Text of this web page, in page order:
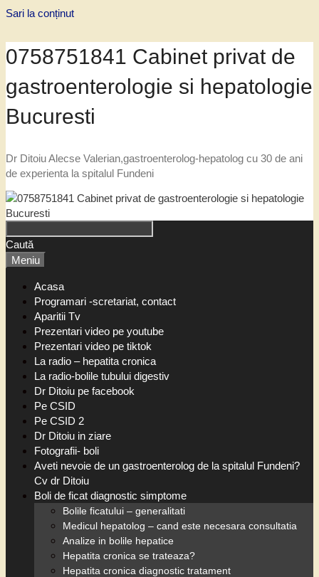
Sari la conținut
0758751841 Cabinet privat de
gastroenterologie si hepatologie
Bucuresti
Dr Ditoiu Alecse Valerian,gastroenterolog-hepatolog cu 30 de ani
de experienta la spitalul Fundeni
Caută
Meniu
Acasa
Programari -scretariat, contact
Aparitii Tv
Prezentari video pe youtube
Prezentari video pe tiktok
La radio – hepatita cronica
La radio-bolile tubului digestiv
Dr Ditoiu pe facebook
Pe CSID
Pe CSID 2
Dr Ditoiu in ziare
Fotografii- boli
Aveti nevoie de un gastroenterolog de la spitalul Fundeni?
Cv dr Ditoiu
Boli de ficat diagnostic simptome
Bolile ficatului – generalitati
Medicul hepatolog – cand este necesara consultatia
Analize in bolile hepatice
Hepatita cronica se trateaza?
Hepatita cronica diagnostic tratament